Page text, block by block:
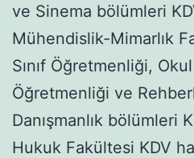
ve Sinema bölümleri
Mühendislik-Mimarlık
Sınıf Öğretmenliği,
Öğretmenliği ve
Danışmanlık bölümleri
Hukuk Fakültesi KDV